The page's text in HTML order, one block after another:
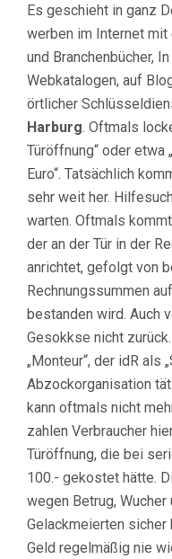
Es geschieht in ganz
werben im Internet
und Branchenbücher,
Webkatalogen, auf
örtlicher
Harburg. Oftmals
Türöffnung“ oder etwa
Euro“. Tatsächlich
sehr weit her.
warten. Oftmals
der an der Tür in der
anrichtet, gefolgt von
Rechnungssummen
bestanden wird. Auch
Gesokkse nicht
„Monteur“, der idR als
Abzockorganisation
kann oftmals nicht
zahlen Verbraucher
Türöffnung, die bei
100.- gekostet hätte.
wegen Betrug,
Gelackmeierten
Geld regelmäßig nie